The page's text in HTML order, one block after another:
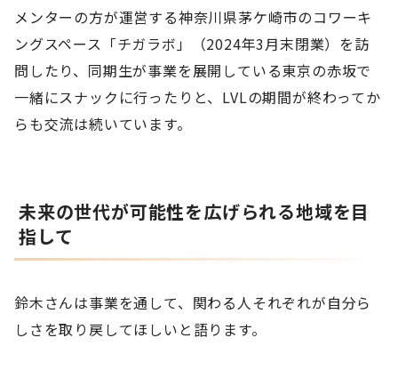
メンターの方が運営する神奈川県茅ケ崎市のコワーキ
ングスペース「チガラボ」（2024年3月末閉業）を訪
問したり、同期生が事業を展開している東京の赤坂で
一緒にスナックに行ったりと、LVLの期間が終わってか
らも交流は続いています。
未来の世代が可能性を広げられる地域を目
指して
鈴木さんは事業を通して、関わる人それぞれが自分ら
しさを取り戻してほしいと語ります。